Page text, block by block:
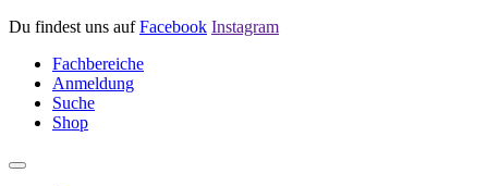
Du findest uns aufFacebook Instagram
Fachbereiche
Anmeldung
Suche
Shop